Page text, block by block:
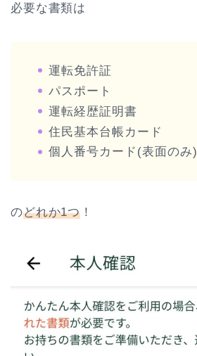
必要な書類は
運転免許証
パスポート
運転経歴証明書
住民基本台帳カード
個人番号カード(表面のみ)
のどれか1つ ！